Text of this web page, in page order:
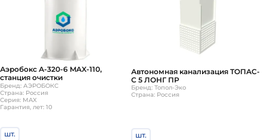
Аэробокс А-320-6 MAX-110,
станция очистки
Бренд: АЭРОБОКС
Страна: Россия
Серия: MAX
Гарантия, лет: 10
шт.
Автономная канализация ТОПАС-
С 5 ЛОНГ ПР
Бренд: Топол-Эко
Страна: Россия
шт.